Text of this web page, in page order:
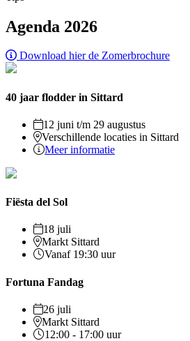
Agenda 2026
Download hier de Zomerbrochure
40 jaar flodder in Sittard
12 juni t/m 29 augustus
Verschillende locaties in Sittard
Meer informatie
Fiësta del Sol
18 juli
Markt Sittard
Vanaf 19:30 uur
Fortuna Fandag
26 juli
Markt Sittard
12:00 - 17:00 uur